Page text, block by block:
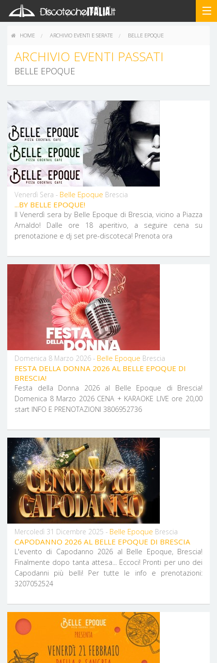
HOME ARCHIVIO EVENTI E SERATE BELLE EPOQUE
ARCHIVIO EVENTI PASSATI
BELLE EPOQUE
Venerdì Sera - Belle Epoque Brescia
...BY BELLE EPOQUE!
Il Venerdì sera by Belle Epoque di Brescia, vicino a Piazza
Arnaldo! Dalle ore 18 aperitivo, a seguire cena su
prenotazione e dj set pre-discoteca! Prenota ora
Domenica 8 Marzo 2026 - Belle Epoque Brescia
FESTA DELLA DONNA 2026 AL BELLE EPOQUE DI
BRESCIA!
Festa della Donna 2026 al Belle Epoque di Brescia!
Domenica 8 Marzo 2026 CENA + KARAOKE LIVE ore 20,00
start ​​​​​​​INFO E PRENOTAZIONI 3806952736
Mercoledì 31 Dicembre 2025 - Belle Epoque Brescia
CAPODANNO 2026 AL BELLE EPOQUE DI BRESCIA
L'evento di Capodanno 2026 al Belle Epoque, Brescia!
Finalmente dopo tanta attesa... Eccoci! Pronti per uno dei
Capodanni più belli! Per tutte le info e prenotazioni:
3207052524